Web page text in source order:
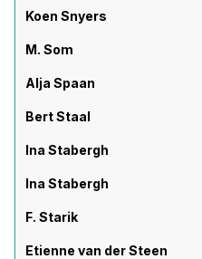
Koen Snyers
M. Som
Alja Spaan
Bert Staal
Ina Stabergh
Ina Stabergh
F. Starik
Etienne van der Steen